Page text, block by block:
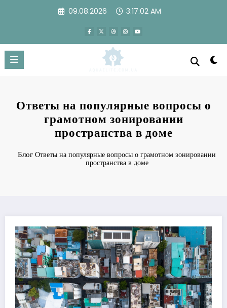
09.08.2026 3:17:03 AM
Ответы на популярные вопросы о
грамотном зонировании
пространства в доме
Блог Ответы на популярные вопросы о грамотном зонировании
пространства в доме